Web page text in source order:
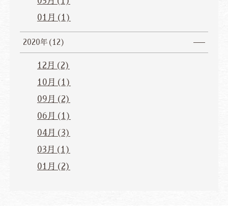
01月(1)
2020年(12)
12月(2)
10月(1)
09月(2)
06月(1)
04月(3)
03月(1)
01月(2)